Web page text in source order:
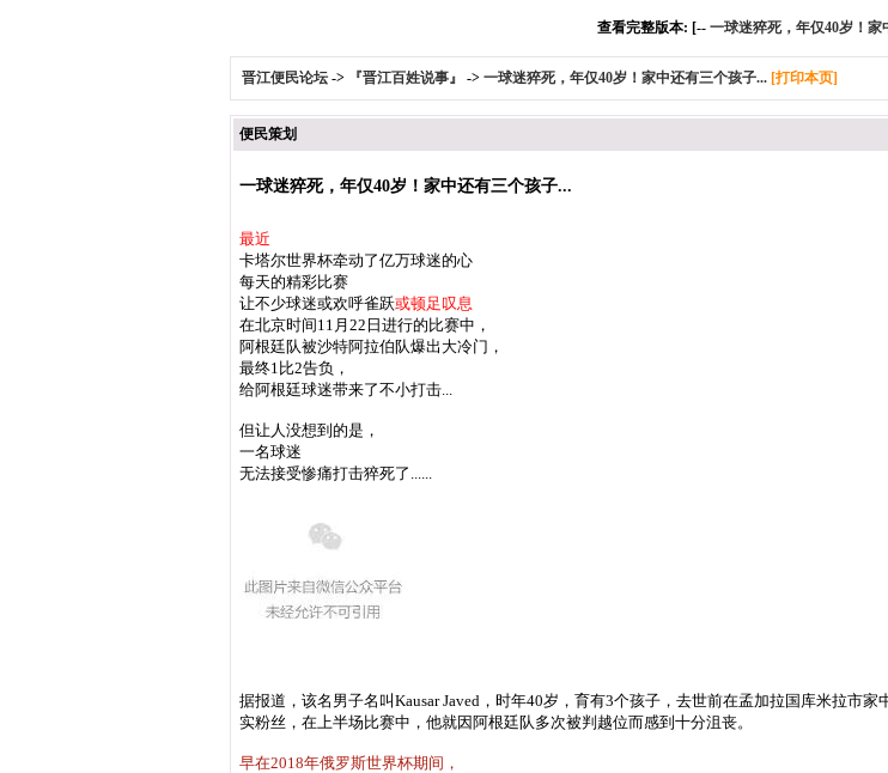
查看完整版本: [-- 一球迷猝死，年仅40岁！家
晋江便民论坛 -> 『晋江百姓说事』 -> 一球迷猝死，年仅40岁！家中还有三个孩子... [打印本页]
便民策划
一球迷猝死，年仅40岁！家中还有三个孩子...
最近
卡塔尔世界杯牵动了亿万球迷的心
每天的精彩比赛
让不少球迷或欢呼雀跃或顿足叹息
在北京时间11月22日进行的比赛中，
阿根廷队被沙特阿拉伯队爆出大冷门，
最终1比2告负，
给阿根廷球迷带来了不小打击...
但让人没想到的是，
一名球迷
无法接受惨痛打击猝死了......
据报道，该名男子名叫Kausar Javed，时年40岁，育有3个孩子，去世前在孟加拉国库米拉市
实粉丝，在上半场比赛中，他就因阿根廷队多次被判越位而感到十分沮丧。
早在2018年俄罗斯世界杯期间，